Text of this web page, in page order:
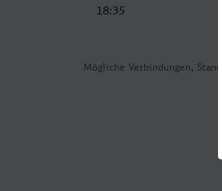
Mögliche Verbindungen,
18:35